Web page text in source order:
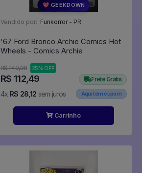
💖 GEEKDOWN
Vendido por: Funkorror - PR
'67 Ford Bronco Archie Comics Hot
Wheels - Comics Archie
R$ 149,99 25% OFF
R$ 112,49
4x R$ 28,12 sem juros
Frete Grátis
Aqui tem cupom
Carrinho